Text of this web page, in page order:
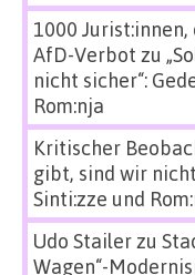
1000 Jurist:innen,
AfD-Verbot zu
nicht sicher“:
Rom:nja
Kritischer
gibt, sind wir
Sinti:zze und
Udo Stailerzu
Wagen“-